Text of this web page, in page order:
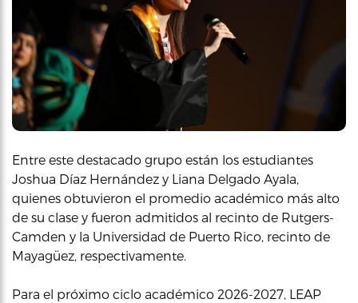
Entre este destacado grupo están los estudiantes
Joshua Díaz Hernández y Liana Delgado Ayala,
quienes obtuvieron el promedio académico más alto
de su clase y fueron admitidos al recinto de Rutgers-
Camden y la Universidad de Puerto Rico, recinto de
Mayagüez, respectivamente.
Para el próximo ciclo académico 2026-2027, LEAP